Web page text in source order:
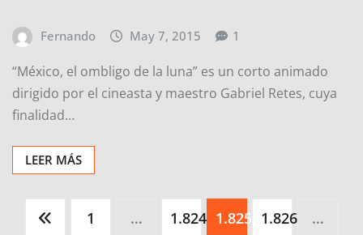
Fernando May 7, 2015 1
“México, el ombligo de la luna” es un corto animado
dirigido por el cineasta y maestro Gabriel Retes, cuya
finalidad…
LEER MÁS
1 … 1.824 1.825 1.826 …